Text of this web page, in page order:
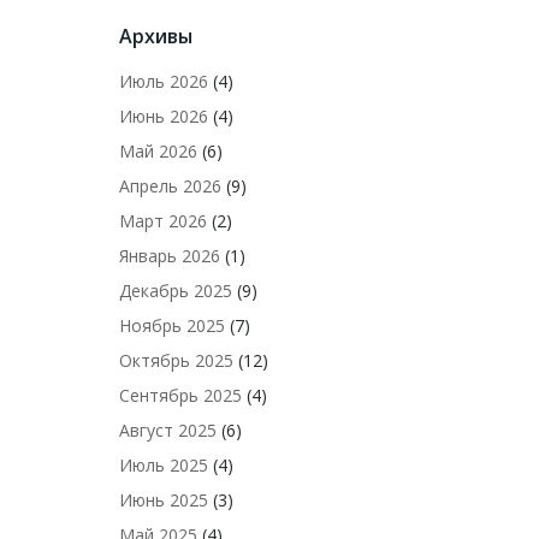
Архивы
Июль 2026 (4)
Июнь 2026 (4)
Май 2026 (6)
Апрель 2026 (9)
Март 2026 (2)
Январь 2026 (1)
Декабрь 2025 (9)
Ноябрь 2025 (7)
Октябрь 2025 (12)
Сентябрь 2025 (4)
Август 2025 (6)
Июль 2025 (4)
Июнь 2025 (3)